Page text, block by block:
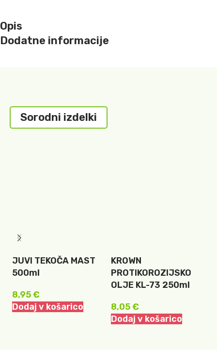
Opis
Dodatne informacije
Sorodni izdelki
JUVI TEKOČA MAST
500ml
8,95€
Dodaj v košarico
KROWN
PROTIKOROZIJSKO
OLJE KL-73 250ml
8,05€
Dodaj v košarico